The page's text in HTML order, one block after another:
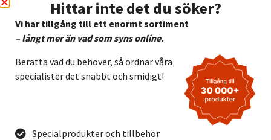
Hittar inte det du söker?
Vi har tillgång till ett enormt sortiment
– långt mer än vad som syns online.
Berätta vad du behöver, så ordnar våra
specialister det snabbt och smidigt!
Specialprodukter och tillbehör